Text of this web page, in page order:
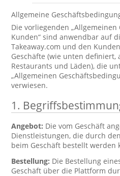
Allgemeine
Die vorliegenden
Kunden“ sind anwendbar auf
Takeaway.com und den
Geschäfte (wie unten definiert,
Restaurants und Läden), die
„Allgemeinen
verwiesen.
1.
Angebot: Die vom Geschäft
Dienstleistungen, die durch
beim Geschäft bestellt werden
Bestellung: Die Bestellung
Geschäft über die Plattform